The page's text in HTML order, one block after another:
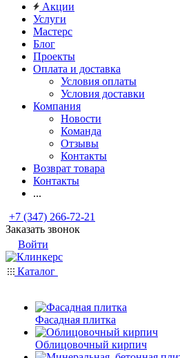
Акции
Услуги
Мастерс
Блог
Проекты
Оплата и доставка
Условия оплаты
Условия доставки
Компания
Новости
Команда
Отзывы
Контакты
Возврат товара
Контакты
...
+7 (347) 266-72-21
Заказать звонок
Войти
Каталог
Фасадная плитка
Облицовочный кирпич